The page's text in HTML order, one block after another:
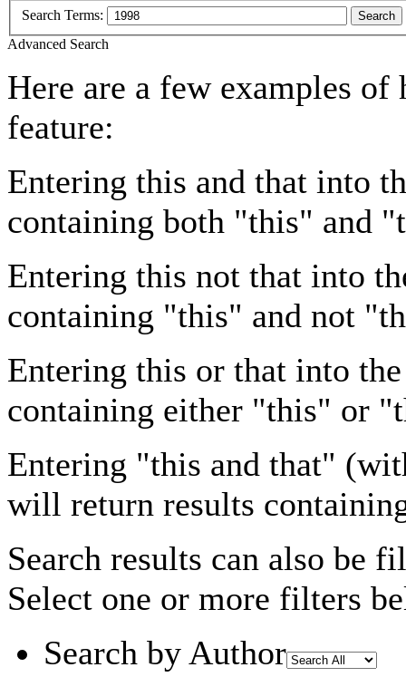
Search Terms: Search
Advanced Search
Here are a few examples of
feature:
Entering this and that into
containing both "this" and
Entering this not that into
containing "this" and not
Entering this or that into
containing either "this" or
Entering "this and that"
will return results
Search results can also be
Select one or more filters
Search by Author